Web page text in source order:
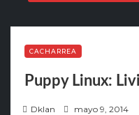
CACHARREA
Puppy Linux:
Dklan mayo 9, 2014